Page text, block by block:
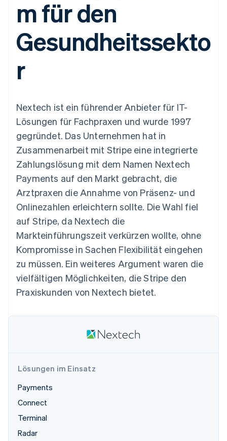
Zugriff auf mehr als
125
Zahlungen vor Ort
Authorization
Optimierung der
Bezahlvorgang
Connections
Verbundene
Finanzdaten
Datensynchronisierung
Mehr
Product roadmap
Ausblick
Radar
Betrugsprävention
Atlas
Start-up-Gründung
CO₂-Entnahme
Identity
Erfahren Sie, wie Stripe Lösungen für
Geldmanagement
Plattformen
SaaS
Gaming
Freizeit
Versicherungen
Unterhaltung
Gemeinnützige
Organisationen
Fachdienstleistungen
Öffentlicher Sektor
Einzelhandel
Ecosystem
Partner
Stripe App-Marktplatz
Marktplatz auf
Grundlagen der
Abonnementverwaltung
So setzen Sie
nutzungsbasierte
Verwaltung von
Diensten mit Agenten
App-Integrationen
Code-Beispiele
Entwickler-Blog
API-Status
Produkt-Roadmap
Stripe Sessions
Karriere
Newsroom
Stripe Press
Sales-Team
kontaktieren
Partner werden
m für den
Gesundheitssekto
r
Nextech ist ein führender Anbieter für IT-
Lösungen für Fachpraxen und wurde 1997
gegründet. Das Unternehmen hat in
Zusammenarbeit mit Stripe eine integrierte
Zahlungslösung mit dem Namen Nextech
Payments auf den Markt gebracht, die
Arztpraxen die Annahme von Präsenz- und
Onlinezahlen erleichtern sollte. Die Wahl fiel
auf Stripe, da Nextech die
Markteinführungszeit verkürzen wollte, ohne
Kompromisse in Sachen Flexibilität eingehen
zu müssen. Ein weiteres Argument waren die
vielfältigen Möglichkeiten, die Stripe den
Praxiskunden von Nextech bietet.
Lösungen im Einsatz
Payments
Connect
Terminal
Radar